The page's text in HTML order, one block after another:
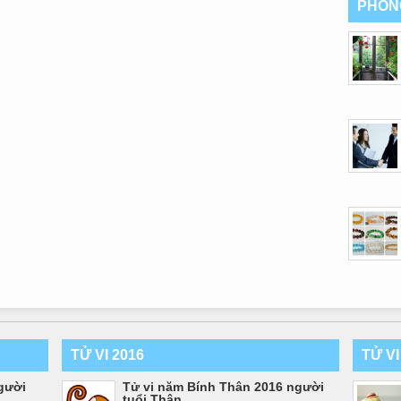
TỬ VI 2016
Tử vi năm Bính Thân 2016 người
TỬ